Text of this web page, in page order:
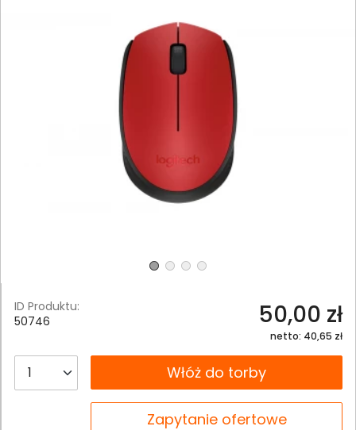
ID Produktu:
50746
50,00 zł
netto: 40,65 zł
__B2C.PRODUCT.QUANTITYWłóż do torby
Zapytanie ofertowe